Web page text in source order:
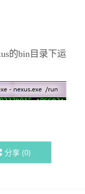
的bin目录下运
分享 (0)